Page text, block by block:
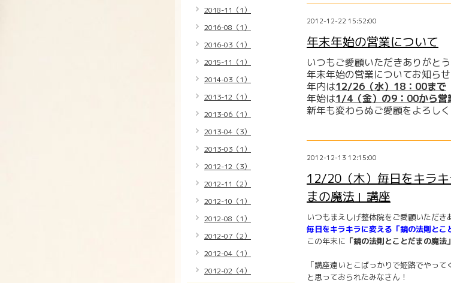
2012-12-22 15:52:00
年末年始の営業について
いつもご愛顧いただきありがと
年末年始の営業についてお知ら
年内は12/26（水）18：00まで
年始は1/4（金）の9：00から営
新年も変わらぬご愛顧をよろし
2012-12-13 12:15:00
12/20（木）毎日をキラ
まの魔法」講座
いつもまえしげ整体院をご愛顧いただき
毎日をキラキラに変える「鏡の法則とこ
この年末に 「鏡の法則とことだまの魔法」
「講座遠いとこばっかりで姫路でやって
と思っておられたみなさん！
2018-11（1）
2016-08（1）
2016-03（1）
2015-11（1）
2014-03（1）
2013-12（1）
2013-06（1）
2013-04（3）
2013-03（1）
2012-12（3）
2012-11（2）
2012-10（1）
2012-08（1）
2012-07（2）
2012-04（1）
2012-02（4）